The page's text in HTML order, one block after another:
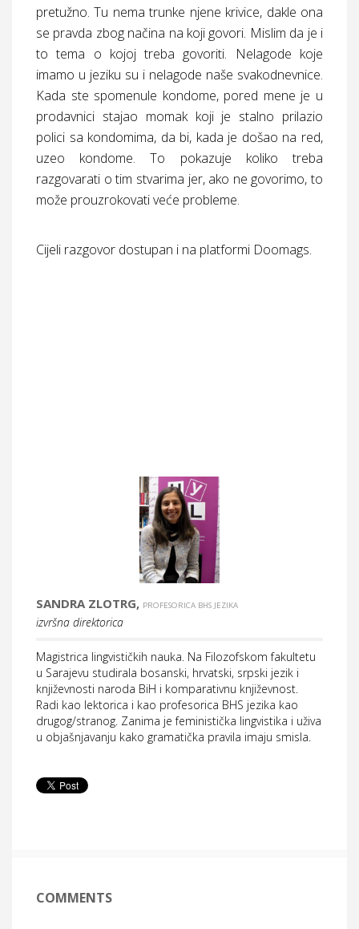
pretužno. Tu nema trunke njene krivice, dakle ona
se pravda zbog načina na koji govori. Mislim da je i
to tema o kojoj treba govoriti. Nelagode koje
imamo u jeziku su i nelagode naše svakodnevnice.
Kada ste spomenule kondome, pored mene je u
prodavnici stajao momak koji je stalno prilazio
polici sa kondomima, da bi, kada je došao na red,
uzeo kondome. To pokazuje koliko treba
razgovarati o tim stvarima jer, ako ne govorimo, to
može prouzrokovati veće probleme.
Cijeli razgovor dostupan i na platformi Doomags.
SANDRA ZLOTRG, PROFESORICA BHS JEZIKA
izvršna direktorica
Magistrica lingvističkih nauka. Na Filozofskom fakultetu
u Sarajevu studirala bosanski, hrvatski, srpski jezik i
književnosti naroda BiH i komparativnu književnost.
Radi kao lektorica i kao profesorica BHS jezika kao
drugog/stranog. Zanima je feministička lingvistika i uživa
u objašnjavanju kako gramatička pravila imaju smisla.
COMMENTS